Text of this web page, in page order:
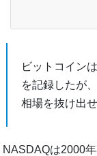
ビットコイン
を記録したが
相場を抜け出せ
NASDAQは2000